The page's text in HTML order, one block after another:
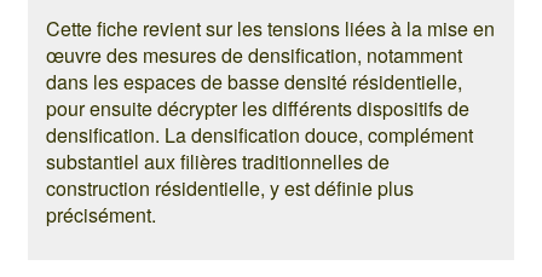
Cette fiche revient sur les tensions liées à la mise en
œuvre des mesures de densification, notamment
dans les espaces de basse densité résidentielle,
pour ensuite décrypter les différents dispositifs de
densification. La densification douce, complément
substantiel aux filières traditionnelles de
construction résidentielle, y est définie plus
précisément.